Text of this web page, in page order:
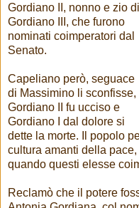
Gordiano II, nonno e zio di
Gordiano III, che furono
nominati coimperatori dal
Senato.
Capeliano però, seguace
di Massimino li sconfisse,
Gordiano II fu ucciso e
Gordiano I dal dolore si
dette la morte. Il popolo
cultura amanti della
quando questi elesse
Reclamò che il potere